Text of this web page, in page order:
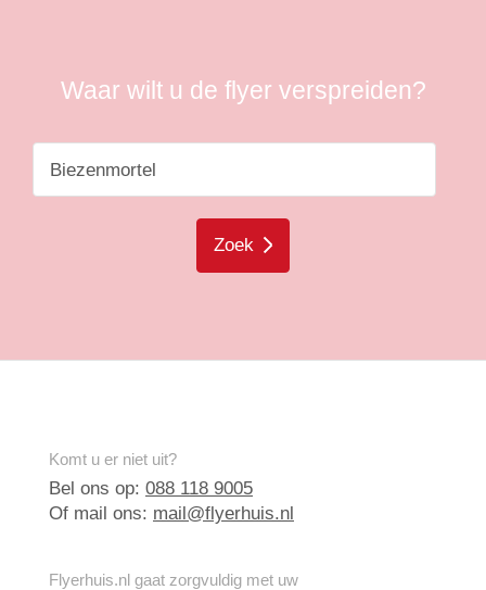
Waar wilt u de flyer verspreiden?
Zoek
Komt u er niet uit?
Bel ons op: 088 118 9005
Of mail ons: mail@flyerhuis.nl
Flyerhuis.nl gaat zorgvuldig met uw